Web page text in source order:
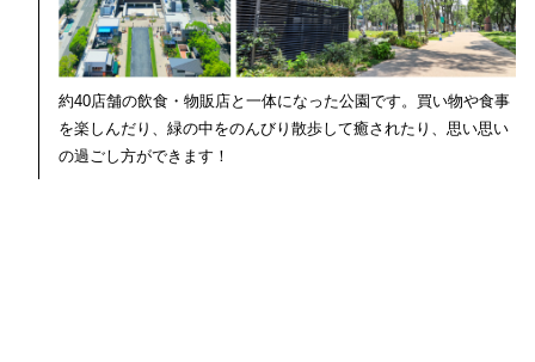
約40店舗の飲食・物販店と一体になった公園です。買い物や食事
を楽しんだり、緑の中をのんびり散歩して癒されたり、思い思い
の過ごし方ができます！